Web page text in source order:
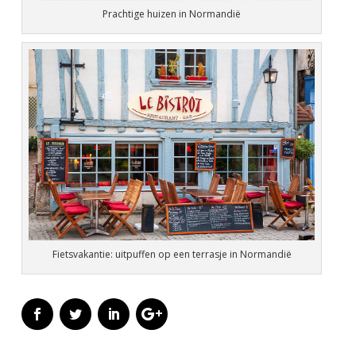
Prachtige huizen in Normandië
Fietsvakantie: uitpuffen op een terrasje in Normandië